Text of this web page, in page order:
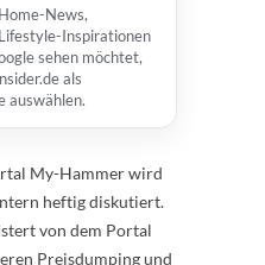
News,
Inspirationen
sehen möchtet,
als
auswählen.
My-Hammer wird
heftig diskutiert.
von dem Portal
Preisdumping und